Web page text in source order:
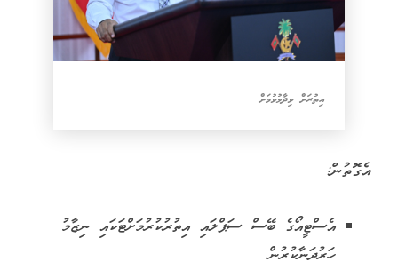
އިތުރަށް ވިދާޅުވުމަށް
އެގޮތުން:
އެސްޓީއޯގެ ބޭސް ސަޕްލައި އިތުރުކުރުމަށްޓަކައި ނިޒާމު
ހަރުދަނާކުރުން